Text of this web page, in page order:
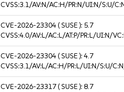
CVSS:3.1/AV:N/AC:H/PR:N/UI:N/S:U/
CVE-2026-23304( SUSE ): 5.7
CVSS:4.0/AV:L/AC:L/AT:P/PR:L/UI:N/
CVE-2026-23304( SUSE ):4.7
CVSS:3.1/AV:L/AC:H/PR:L/UI:N/S:U/
CVE-2026-23317( SUSE ):8.7